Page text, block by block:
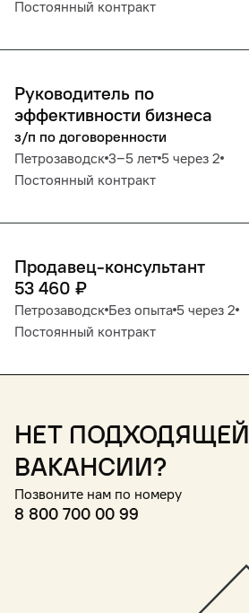
Постоянный контракт
Руководитель по
эффективности бизнеса
з/п по договоренности
Петрозаводск 3‒5 лет 5 через 2
Постоянный контракт
Продавец-консультант
53 460 ₽
Петрозаводск Без опыта 5 через 2
Постоянный контракт
Нет подходящей
вакансии?
Позвоните нам по номеру
8 800 700 00 99